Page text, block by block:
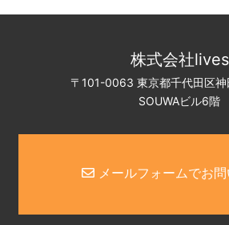
株式会社lives
〒101-0063 東京都千代田区神
SOUWAビル6階
メールフォームでお問